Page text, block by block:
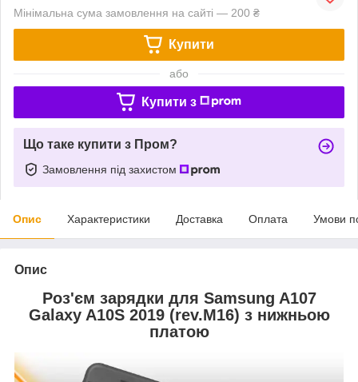
Мінімальна сума замовлення на сайті — 200 ₴
Купити
або
Купити з
Що таке купити з Пром?
Замовлення під захистом
Опис Характеристики Доставка Оплата Умови
Опис
Роз'єм зарядки для Samsung A107
Galaxy A10S 2019 (rev.M16) з нижньою
платою